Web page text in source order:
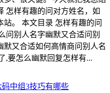
怎样有趣的问对方姓名，如
。 本文目录 怎样有趣的问
问别人名字幽默又合适问别
默又合适如何高情商问别人名
,要怎么幽默回复怎样有...